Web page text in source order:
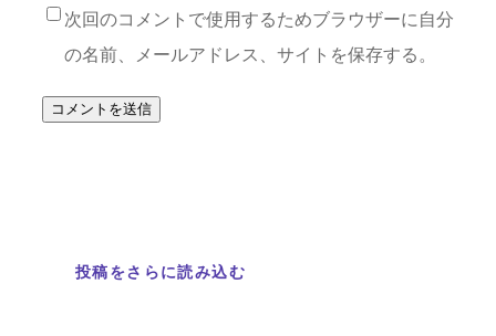
次回のコメントで使用するためブラウザーに自分
の名前、メールアドレス、サイトを保存する。
投稿をさらに読み込む